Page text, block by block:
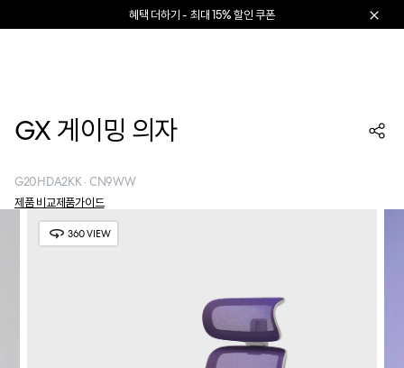
리퍼럴 추천 제도 소개
GX 게이밍 의자
G20HDA2KK · CN9WW
제품 비교제품가이드
360 VIEW